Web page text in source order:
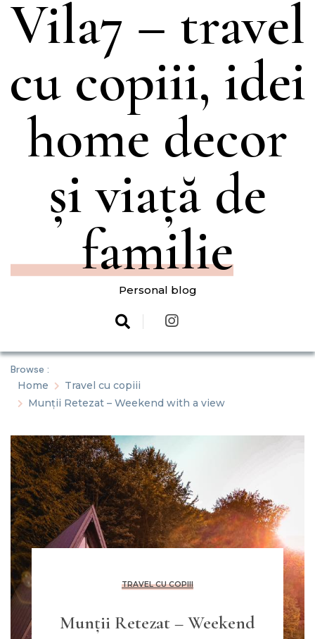
Vila7 – travel
cu copiii, idei
home decor
și viață de
familie
Personal blog
Browse :
Home
Travel cu copiii
Munții Retezat – Weekend with a view
TRAVEL CU COPIII
Munții Retezat – Weekend